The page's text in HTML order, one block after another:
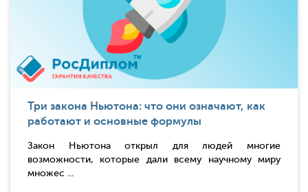
Три закона Ньютона: что они означают, как
работают и основные формулы
Закон Ньютона открыл для людей многие
возможности, которые дали всему научному миру
множес ...